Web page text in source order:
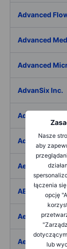
Nasze
aby
łączenia
opcję
lub
Advanced
Advanced
Advanced
AdvanSix Inc.
Advantage
Adyen NV
Aebi Schmidt
AECOM
Aedes SpA
Aedifica